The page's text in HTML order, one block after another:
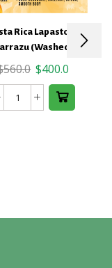
Rica Lapastora
(Washed)
560.0 Original
price
was:
$400.0
price
Costa